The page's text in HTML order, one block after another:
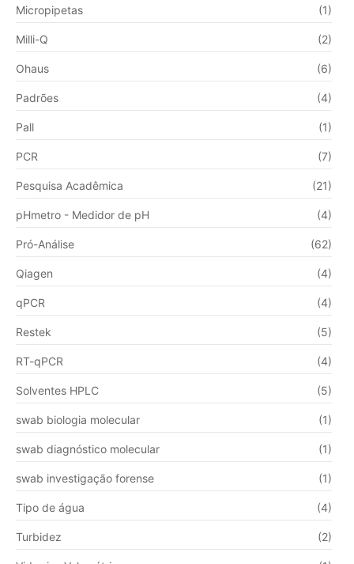
Micropipetas (1)
Milli-Q (2)
Ohaus (6)
Padrões (4)
Pall (1)
PCR (7)
Pesquisa Acadêmica (21)
pHmetro - Medidor de pH (4)
Pró-Análise (62)
Qiagen (4)
qPCR (4)
Restek (5)
RT-qPCR (4)
Solventes HPLC (5)
swab biologia molecular (1)
swab diagnóstico molecular (1)
swab investigação forense (1)
Tipo de água (4)
Turbidez (2)